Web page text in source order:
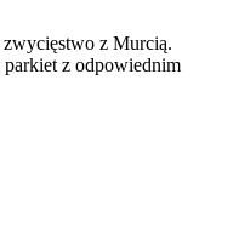
zwycięstwo z Murcią.
parkiet z odpowiednim